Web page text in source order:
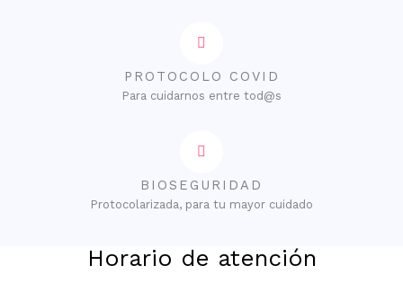
PROTOCOLO COVID
Para cuidarnos entre tod@s
BIOSEGURIDAD
Protocolarizada, para tu mayor cuidado
Horario de atención